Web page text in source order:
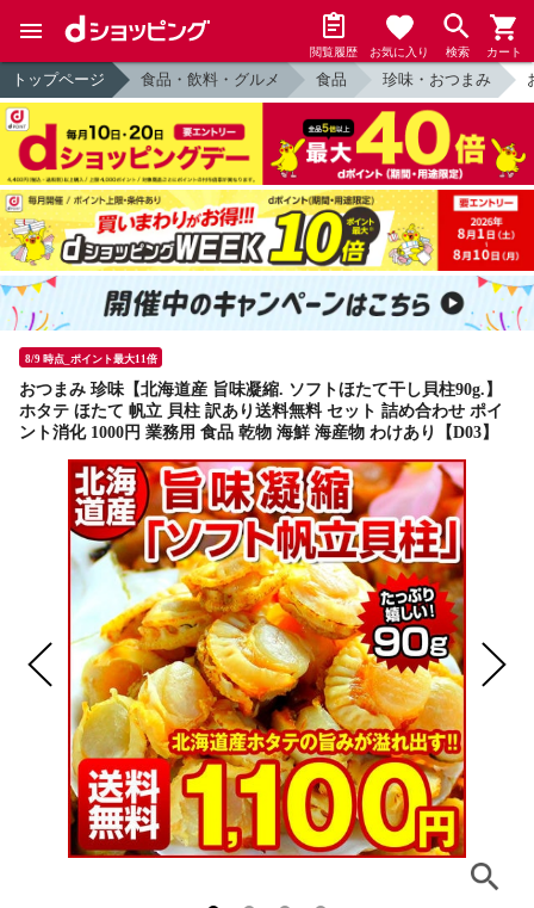
閲覧履歴 お気に入り 検索 カート
トップページ 食品・飲料・グルメ 食品 珍味・おつまみ
8/9 時点_ポイント最大11倍
おつまみ 珍味【北海道産 旨味凝縮. ソフトほたて干し貝柱90g.】
ホタテ ほたて 帆立 貝柱 訳あり送料無料 セット 詰め合わせ ポイ
ント消化 1000円 業務用 食品 乾物 海鮮 海産物 わけあり【D03】